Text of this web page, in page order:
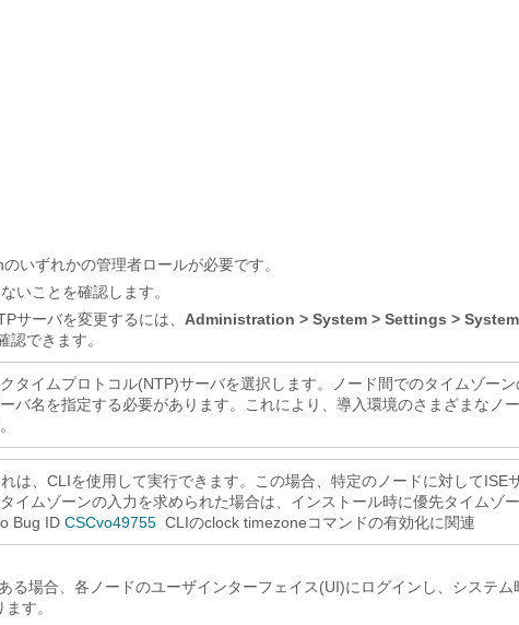
いずれかの管理者ロールが必要です。
いことを確認します。
サーバを変更するには、 Administration > System > Settings > System
認できます。
タイムプロトコル(NTP)サーバを選択します。ノード間でのタイムゾー
バ名を指定する必要があります。これにより、導入環境のさまざまなノ
は、CLIを使用して実行できます。この場合、特定のノードに対してISE
イムゾーンの入力を求められた場合は、インストール時に優先タイムゾ
Bug ID CSCvo49755 CLIのclock timezoneコマンドの有効化に関連
る場合、各ノードのユーザインターフェイス(UI)にログインし、システム
す。